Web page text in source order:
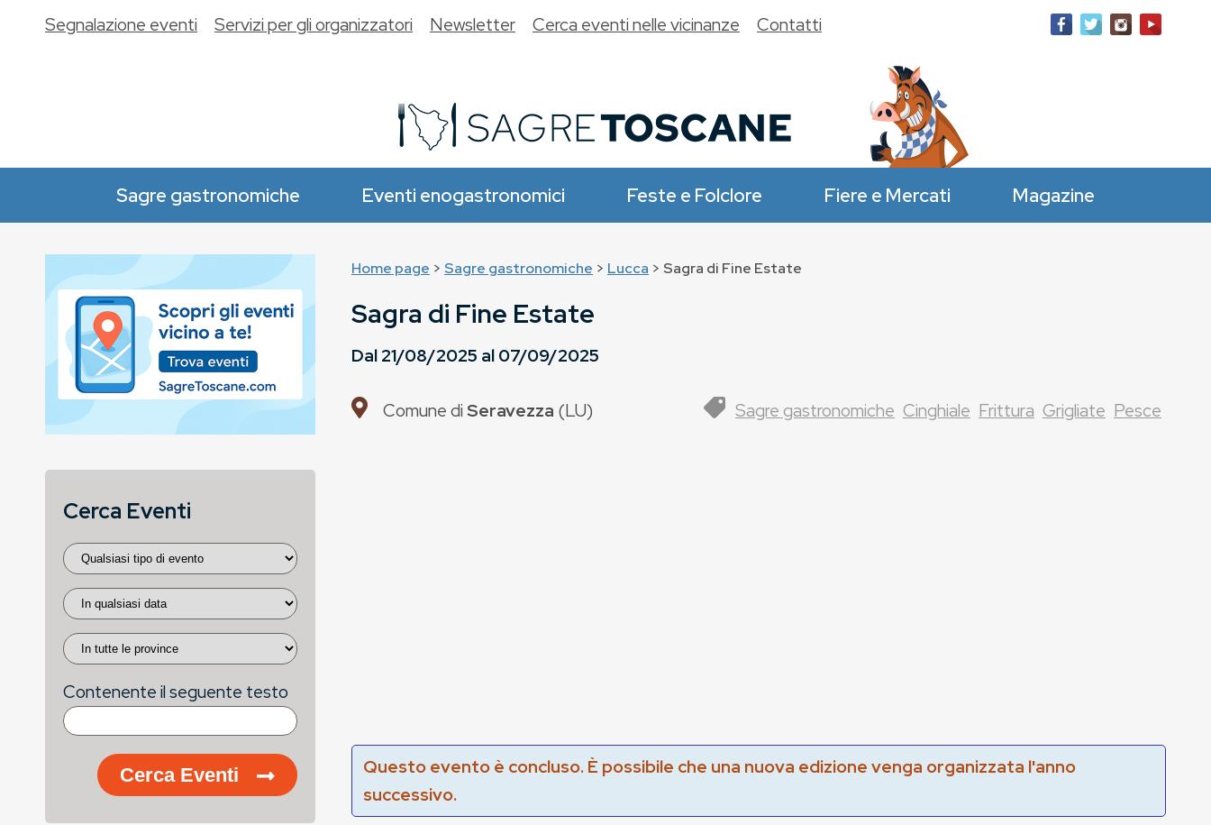
Sagre gastronomiche Eventi enogastronomici Feste e Folclore Fiere e Mercati Magazine
Segnalazione eventi Servizi per gli organizzatori Newsletter Cerca eventi nelle vicinanze Contatti
Home page > Sagre gastronomiche > Lucca > Sagra di Fine Estate
Sagra di Fine Estate
Dal21/08/2025 al07/09/2025
Comune diSeravezza (LU) Sagre gastronomiche Cinghiale Frittura Grigliate Pesce
Questo evento è concluso. È possibile che una nuova edizione venga organizzata l'anno
successivo.
Cerca Eventi
Contenente il seguente testo
Cerca Eventi